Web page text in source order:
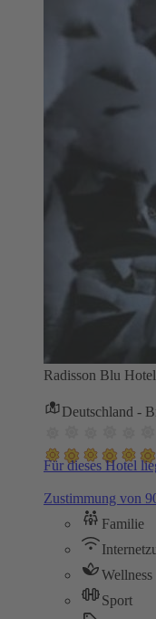
Radisson Blu
Deutschland -
Für dieses Hotel
Zustimmung von
Familie
Wellness
Sport